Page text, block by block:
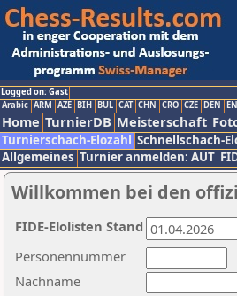
Logged on: Gast
Arabic ARM AZE BIH BUL CAT CHN CRO CZE DEN
Home TurnierDB Meisterschaft
Turnierschach-Elozahl Schnellschach-
Allgemeines Turnier anmelden: AUT
Willkommen bei den
Nachname
Personennummer
FIDE-Elolisten Stand